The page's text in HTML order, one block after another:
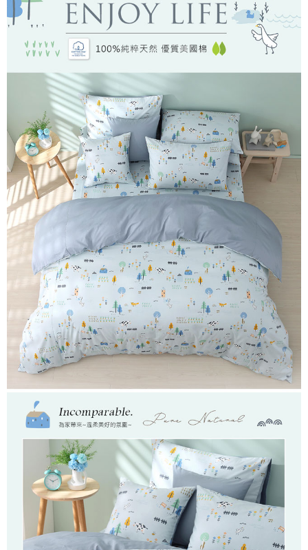
【注意事項】
１．透過由恩沛科技股份有限公司提供之「AFTEE先享後付」服務完成之交
易，需依本服務之必要範圍內提供個人資料，並將交易相關給付款項請求債
權轉讓予恩沛科技股份有限公司。
https://aftee.tw/terms/#terms3
３．未成年的使用者請事先徵得法定代理人或監護人之同意方可使用
「AFTEE先享後付」，若未經同意申辦者引起之損失，本公司不負相關責
４．使用「AFTEE先享後付」時，將依據個別帳號之用戶狀況，依本公司即
時審查核予不同之上限額度；若仍有額度不足之情形，本公司將視審查結果
請求用戶進行身份認證。
５．嚴禁一人註冊多個帳號或使用他人資訊註冊。若發現惡意使用之情形，
恩沛科技股份有限公司將有權停止該用戶之使用額度並採取法律行動。
宅配
每筆NT$100，滿NT$499(含以上)免運費
離島宅配
每筆NT$100，滿NT$499(含以上)免運費